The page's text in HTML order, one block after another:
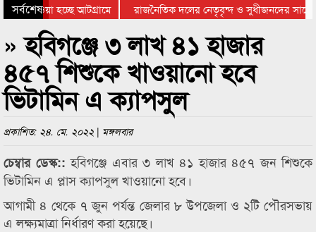
সর্বশেষ
যাওয়া হচ্ছে আটগ্রামে
রাজনৈতিক দলের নেতৃবৃন্দ ও সুধীজনদের সাথে
পুরস্কার বিতরণ সম্পন্ন
» হবিগঞ্জে ৩ লাখ ৪১ হাজার
৪৫৭ শিশুকে খাওয়ানো হবে
ভিটামিন এ ক্যাপসুল
প্রকাশিত: ২৪. মে. ২০২২ | মঙ্গলবার
চেম্বার ডেস্ক::হবিগঞ্জে এবার ৩ লাখ ৪১ হাজার ৪৫৭ জন শিশুকে
ভিটামিন এ প্লাস ক্যাপসুল খাওয়ানো হবে।
আগামী ৪ থেকে ৭ জুন পর্যন্ত জেলার ৮ উপজেলা ও ২টি পৌরসভায়
এ লক্ষ্যমাত্রা নির্ধারণ করা হয়েছে।